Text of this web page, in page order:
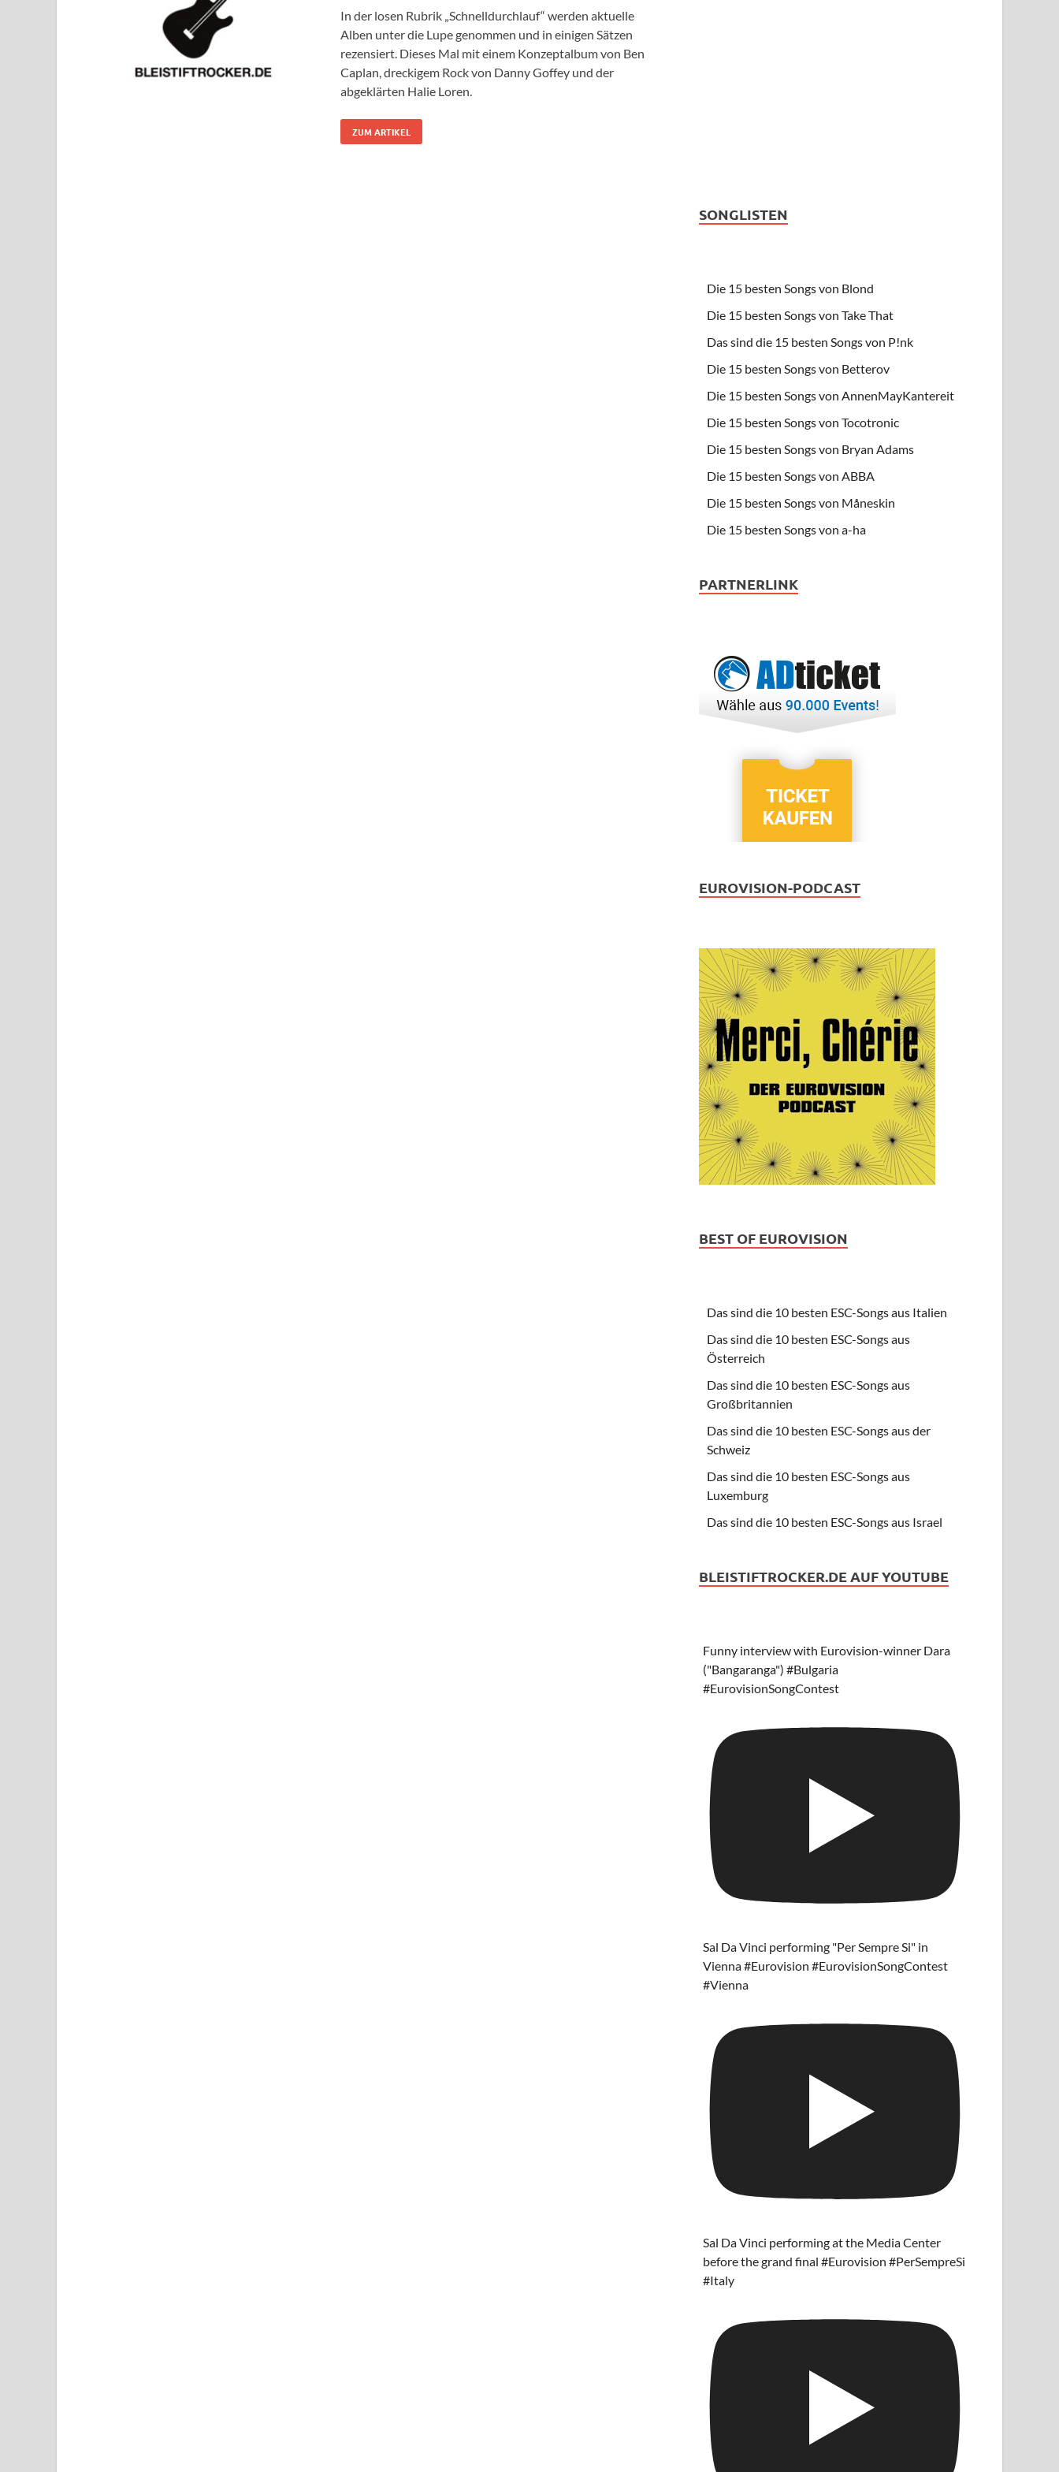
In der losen Rubrik „Schnelldurchlauf“ werden aktuelle
Alben unter die Lupe genommen und in einigen Sätzen
rezensiert. Dieses Mal mit einem Konzeptalbum von Ben
Caplan, dreckigem Rock von Danny Goffey und der
abgeklärten Halie Loren.
ZUM ARTIKEL
SONGLISTEN
Die 15 besten Songs von Blond
Die 15 besten Songs von Take That
Das sind die 15 besten Songs von P!nk
Die 15 besten Songs von Betterov
Die 15 besten Songs von AnnenMayKantereit
Die 15 besten Songs von Tocotronic
Die 15 besten Songs von Bryan Adams
Die 15 besten Songs von ABBA
Die 15 besten Songs von Måneskin
Die 15 besten Songs von a-ha
PARTNERLINK
EUROVISION-PODCAST
BEST OF EUROVISION
Das sind die 10 besten ESC-Songs aus Italien
Das sind die 10 besten ESC-Songs aus
Österreich
Das sind die 10 besten ESC-Songs aus
Großbritannien
Das sind die 10 besten ESC-Songs aus der
Schweiz
Das sind die 10 besten ESC-Songs aus
Luxemburg
Das sind die 10 besten ESC-Songs aus Israel
BLEISTIFTROCKER.DE AUF YOUTUBE
Funny interview with Eurovision-winner Dara
("Bangaranga") #Bulgaria
#EurovisionSongContest
Sal Da Vinci performing "Per Sempre Si" in
Vienna #Eurovision #EurovisionSongContest
#Vienna
Sal Da Vinci performing at the Media Center
before the grand final #Eurovision #PerSempreSi
#Italy